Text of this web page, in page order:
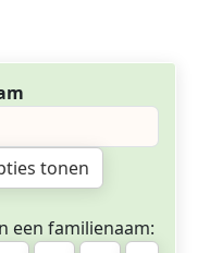
tonen
een familienaam: